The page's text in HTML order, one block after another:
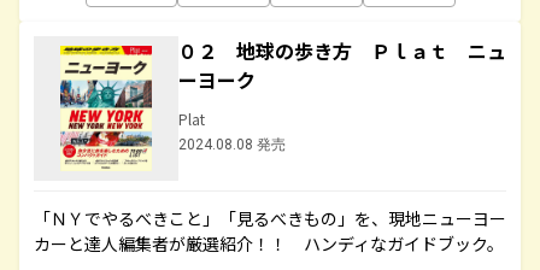
０２ 地球の歩き方 Ｐｌａｔ ニュ
ーヨーク
Plat
2024.08.08 発売
「ＮＹでやるべきこと」「見るべきもの」を、現地ニューヨー
カーと達人編集者が厳選紹介！！ ハンディなガイドブック。